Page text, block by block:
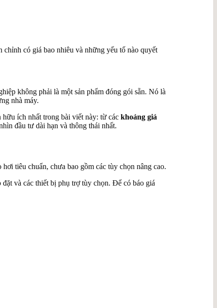
có giá bao nhiêu và những yếu tố nào quyết
không phải là một sản phẩm đóng gói sẵn. Nó là
nhà máy.
ích nhất trong bài viết này: từ các khoảng giá
đầu tư dài hạn và thông thái nhất.
tiêu chuẩn, chưa bao gồm các tùy chọn nâng cao.
và các thiết bị phụ trợ tùy chọn. Để có báo giá